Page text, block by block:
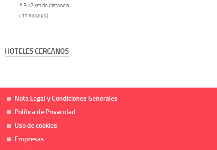
A 3.72 km de distancia
( 17 hoteles )
HOTELES CERCANOS
Nota Legal y Condiciones Generales
Política de Privacidad
Uso de cookies
Empresas